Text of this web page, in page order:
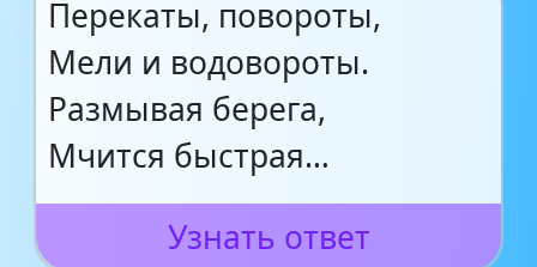
Перекаты, повороты,
Мели и водовороты.
Размывая берега,
Мчится быстрая…
Узнать ответ